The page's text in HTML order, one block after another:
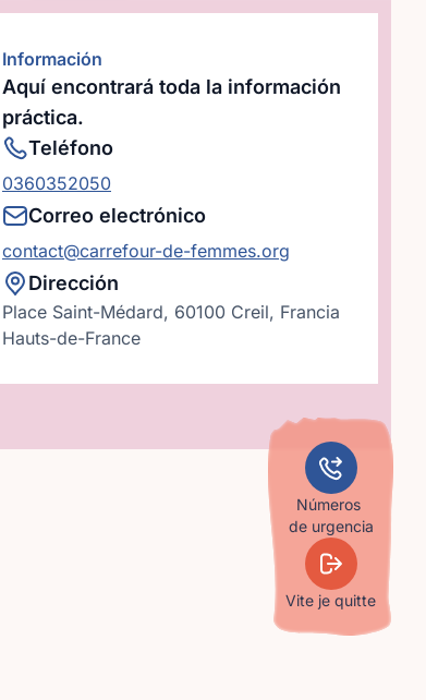
Números
de urgencia
Vite je quitte
Información
Aquí encontrará toda la información
práctica.
Teléfono
0360352050
Correo electrónico
contact@carrefour-de-femmes.org
Dirección
Place Saint-Médard, 60100 Creil, Francia
Hauts-de-France